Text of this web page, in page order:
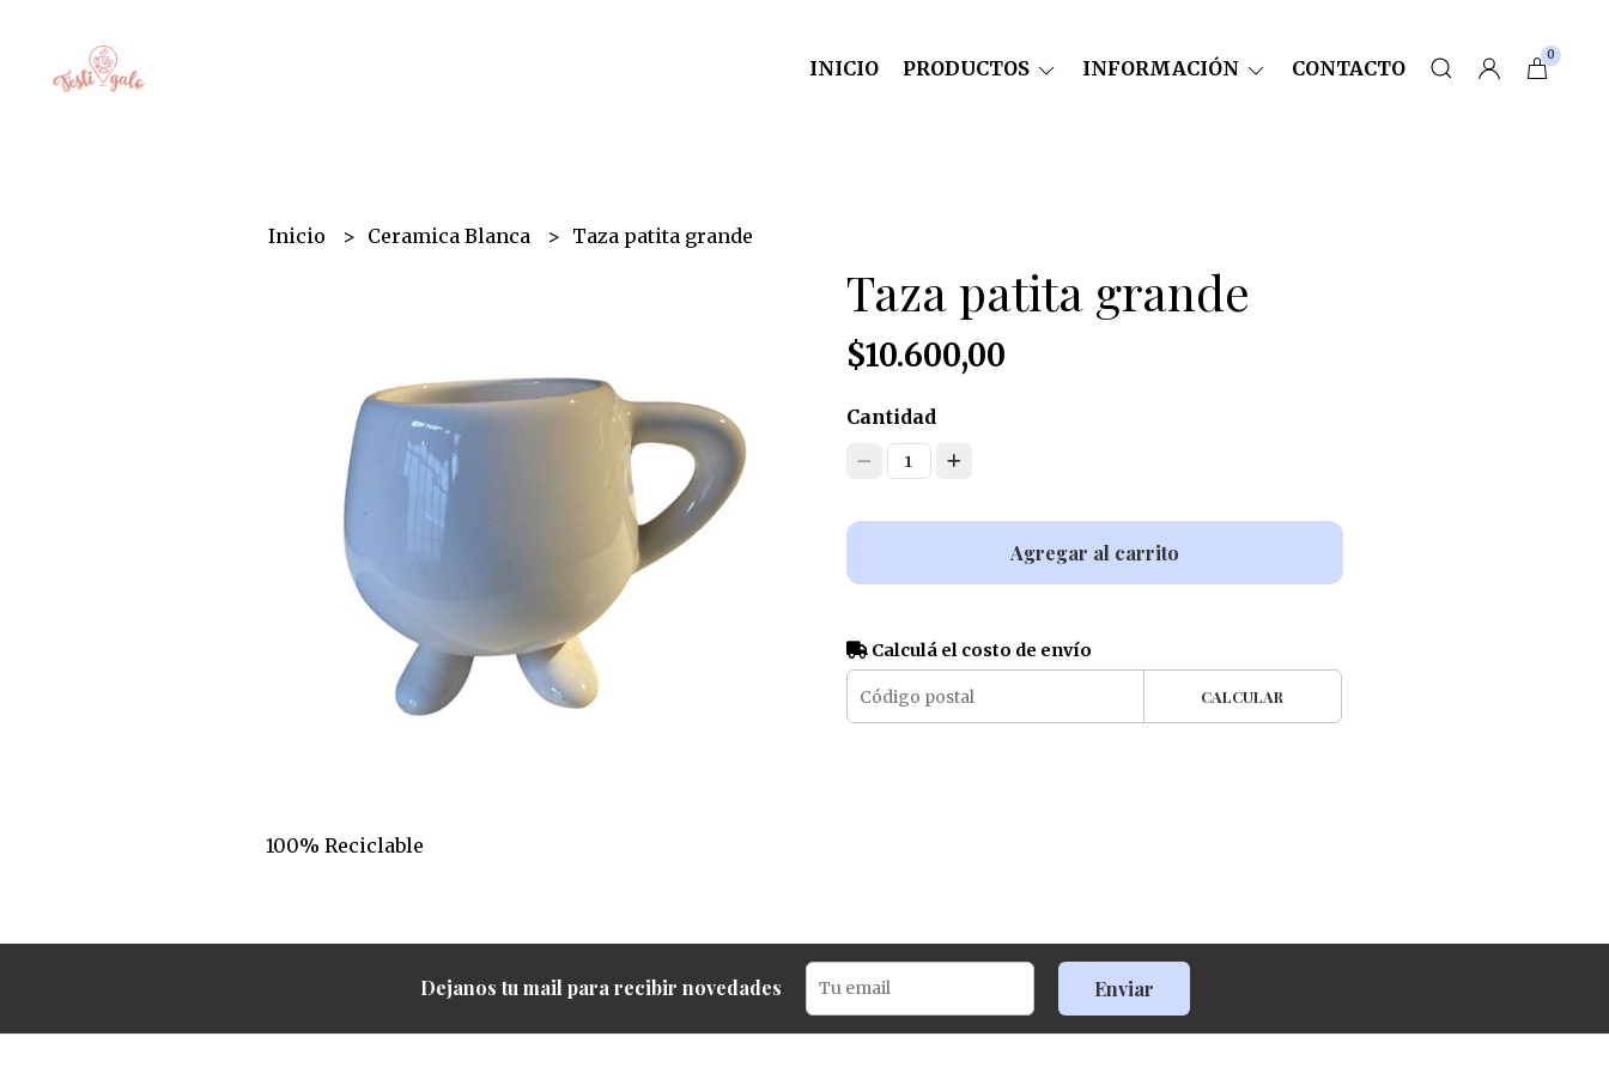
INICIO PRODUCTOS INFORMACIÓN CONTACTO
0
Inicio Ceramica Blanca Taza patita grande
100% Reciclable
Taza patita grande
$10.600,00
Cantidad
1
Agregar al carrito
Calculá el costo de envío
CALCULAR
Dejanos tu mail para recibir novedades Enviar